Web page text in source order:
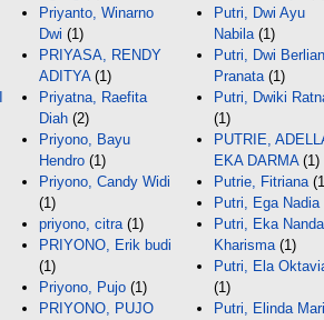
Priyanto, Winarno
Dwi (1)
PRIYASA, RENDY
ADITYA(1)
Priyatna, Raefita
Diah (2)
Priyono, Bayu
Hendro (1)
Priyono, Candy Widi
(1)
priyono, citra (1)
PRIYONO, Erik budi
(1)
Priyono, Pujo (1)
PRIYONO, PUJO
Putri, Dwi Ayu
Nabila (1)
Putri, Dwi
Pranata (1)
Putri, Dwiki
(1)
PUTRIE,
EKA DARMA(1)
Putrie, Fitriana
Putri, Ega Nadia
Putri, Eka Nanda
Kharisma (1)
Putri, Ela
(1)
Putri, Elinda